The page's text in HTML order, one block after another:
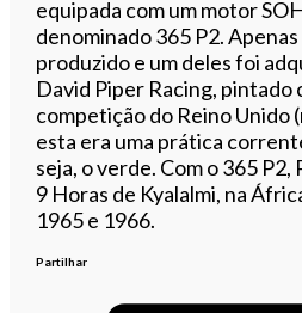
equipada com um motor
denominado 365 P2.
produzido e um deles foi
David Piper Racing, pintado
competição do Reino Unido
esta era uma prática
seja, o verde. Com o 365 P2,
9 Horas de Kyalalmi, na
1965 e 1966.
Partilhar